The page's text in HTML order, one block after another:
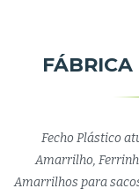
FÁBRICA
Fecho Plástico
Amarrilho,
Amarrilhos para